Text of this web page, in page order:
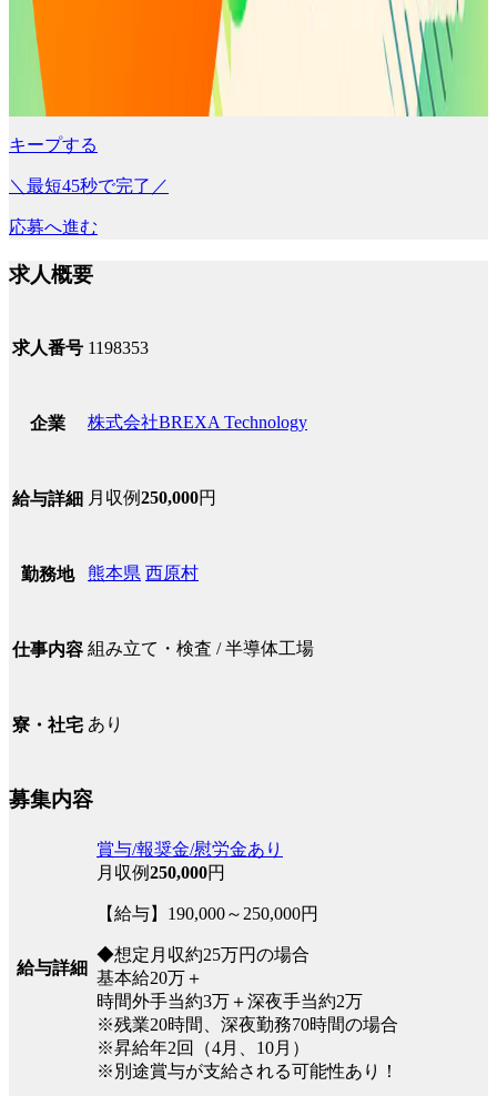
キープする
＼最短45秒で完了／
応募へ進む
求人概要
求人番号 1198353
企業 株式会社BREXA Technology
給与詳細 月収例250,000円
勤務地 熊本県 西原村
仕事内容 組み立て・検査 / 半導体工場
寮・社宅 あり
募集内容
給与詳細
賞与/報奨金/慰労金あり
月収例250,000円
【給与】190,000～250,000円
◆想定月収約25万円の場合
基本給20万＋
時間外手当約3万＋深夜手当約2万
※残業20時間、深夜勤務70時間の場合
※昇給年2回（4月、10月）
※別途賞与が支給される可能性あり！